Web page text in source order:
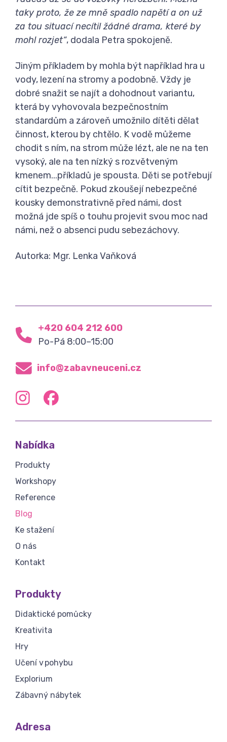
taky proto, že ze mně spadlo napětí a on už
za tou situací necítil žádné drama, které by
mohl rozjet“, dodala Petra spokojeně.
Jiným příkladem by mohla být například hra u
vody, lezení na stromy a podobně. Vždy je
dobré snažit se najít a dohodnout variantu,
která by vyhovovala bezpečnostním
standardům a zároveň umožnilo dítěti dělat
činnost, kterou by chtělo. K vodě můžeme
chodit s ním, na strom může lézt, ale ne na ten
vysoký, ale na ten nízký s rozvětveným
kmenem...příkladů je spousta. Děti se potřebují
cítit bezpečně. Pokud zkoušejí nebezpečné
kousky demonstrativně před námi, dost
možná jde spíš o touhu projevit svou moc nad
námi, než o absenci pudu sebezáchovy.
Autorka: Mgr. Lenka Vaňková
+420 604 212 600
Po-Pá 8:00–15:00
info@zabavneuceni.cz
Nabídka
Produkty
Workshopy
Reference
Blog
Ke stažení
O nás
Kontakt
Produkty
Didaktické pomůcky
Kreativita
Hry
Učení v pohybu
Explorium
Zábavný nábytek
Adresa